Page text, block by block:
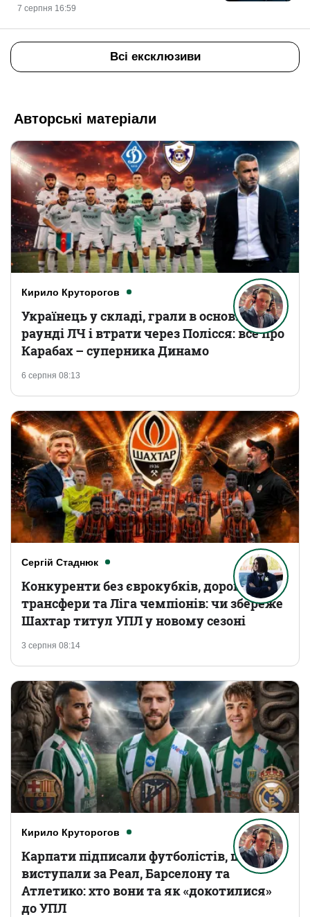
7 серпня 16:59
Всі ексклюзиви
Авторські матеріали
Кирило Круторогов
6 серпня 08:13
Українець у складі, грали в основному
раунді ЛЧ і втрати через Полісся: все про
Карабах – суперника Динамо
Сергій Стаднюк
3 серпня 08:14
Конкуренти без єврокубків, дорогі
трансфери та Ліга чемпіонів: чи збереже
Шахтар титул УПЛ у новому сезоні
Кирило Круторогов
Карпати підписали футболістів, що
виступали за Реал, Барселону та
Атлетико: хто вони та як «докотилися»
до УПЛ